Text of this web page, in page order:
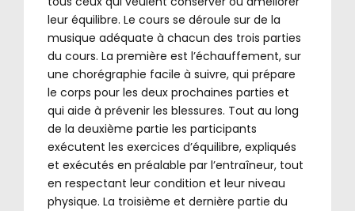
leur équilibre. Le cours se déroule sur de la
musique adéquate à chacun des trois parties
du cours. La première est l’échauffement, sur
une chorégraphie facile à suivre, qui prépare
le corps pour les deux prochaines parties et
qui aide à prévenir les blessures. Tout au long
de la deuxième partie les participants
exécutent les exercices d’équilibre, expliqués
et exécutés en préalable par l’entraîneur, tout
en respectant leur condition et leur niveau
physique. La troisième et dernière partie du